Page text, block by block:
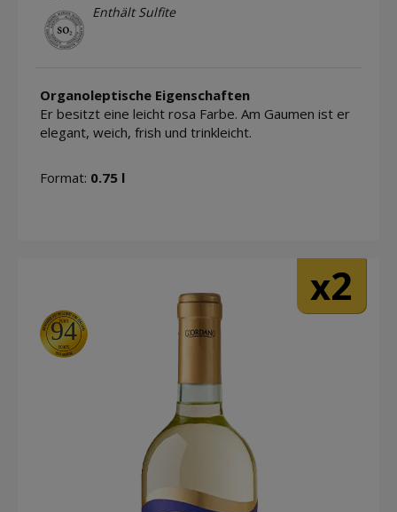
Enthält Sulfite
Organoleptische Eigenschaften
Er besitzt eine leicht rosa Farbe. Am Gaumen ist er
elegant, weich, frish und trinkleicht.
Format: 0.75 l
94
x2